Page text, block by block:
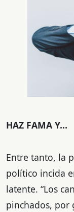
HAZ FAMA Y…
Entre tanto, la
político incida
latente. “Los
pinchados, por